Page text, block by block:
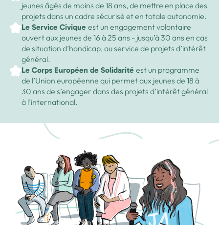
Sport
Numérique
Social
Ressources
Actualités & agendas
Contact
SRP
Le secteur social de la FOL 74
La vie associative de la FOL 74
Formations associatives
Formation Civique et Citoyenne
Formation des élus
Formations « Continuité éducative »
Voir toutes les formations
jeunes âgés de moins de 18 ans, de mettre en place des
projets dans un cadre sécurisé et en totale autonomie.
Le Service Civique est un engagement volontaire
ouvert aux jeunes de 16 à 25 ans - jusqu’à 30 ans en cas
de situation d’handicap, au service de projets d’intérêt
général.
Le Corps Européen de Solidarité est un programme
de l’Union européenne qui permet aux jeunes de 18 à
30 ans de s’engager dans des projets d’intérêt général
à l’international.